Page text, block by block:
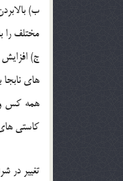
ب)
مختلف را
ج)
هاي
همه كس و
كاستي
تغيير در